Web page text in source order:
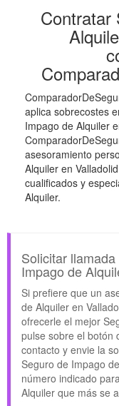
Contratar
aplica sobrecostes
Impago de Alquiler
asesoramiento
Alquiler en
cualificados y
Alquiler.
Solicitar
Impago de
Si prefiere que un
de Alquiler en
ofrecerle el mejor
pulse sobre el botón
contacto y envie la
Seguro de Impago
número indicado
Alquiler que más se